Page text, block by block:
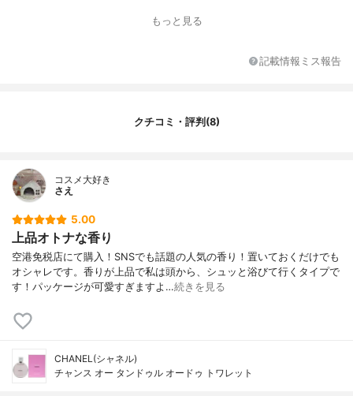
もっと見る
記載情報ミス報告
クチコミ・評判(8)
コスメ大好き
さえ
5.00
上品オトナな香り
空港免税店にて購入！SNSでも話題の人気の香り！置いておくだけでも
オシャレです。香りが上品で私は頭から、シュッと浴びて行くタイプで
す！パッケージが可愛すぎますよ…続きを見る
CHANEL(シャネル)
チャンス オー タンドゥル オードゥ トワレット